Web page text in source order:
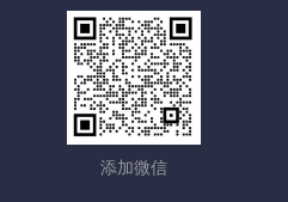
添加微信